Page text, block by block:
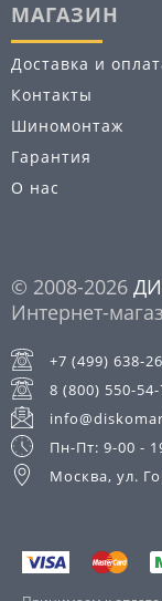
МАГАЗИН
Доставка и
Контакты
Шиномонтаж
Гарантия
О нас
© 2008-2026
Интернет-
+7 (499) 638-
8 (800) 550-54-
Пн-Пт: 9-00 -
Москва, ул.